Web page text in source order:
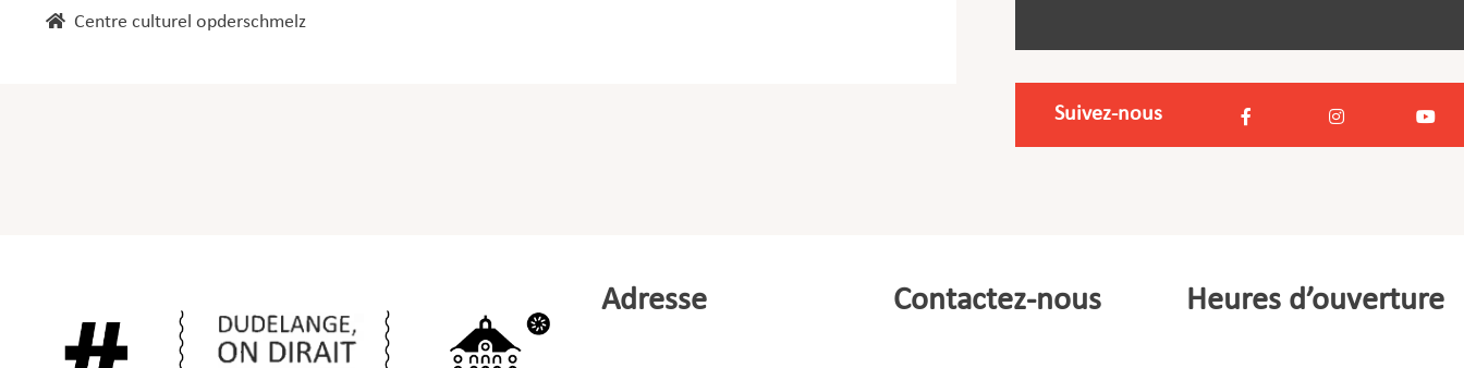
Centre culturel opderschmelz
Suivez-nous
Adresse Contactez-nous Heures d’ouverture